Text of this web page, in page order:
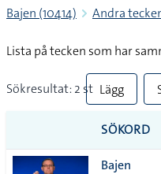
Bajen (10414) Andra
Lista på tecken som har
Sökresultat: 2 st Lägg
till
alla i
SÖKORD
Bajen